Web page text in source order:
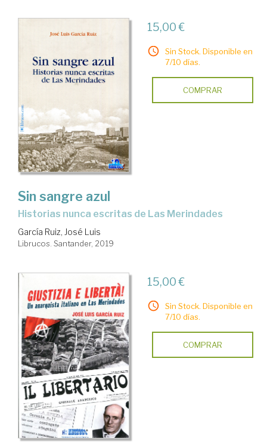
15,00 €
Sin Stock. Disponible en
7/10 días.
COMPRAR
Sin sangre azul
historias nunca escritas de Las Merindades
García Ruiz, José Luis
Librucos. Santander, 2019
15,00 €
Sin Stock. Disponible en
7/10 días.
COMPRAR